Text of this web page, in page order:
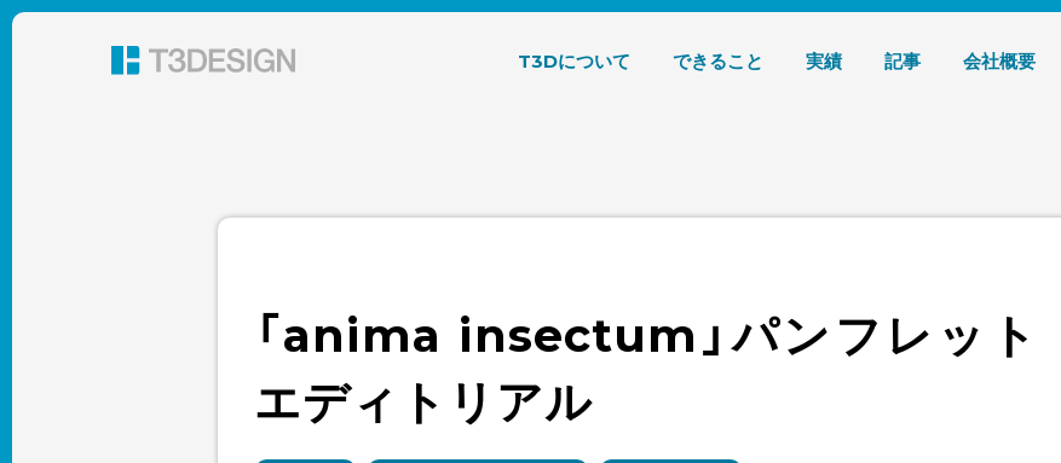
東京都渋谷のパッケージデザイン・グラフィックデザイン 株式会社T3デザイン
T3Dについて できること 実績 記事 会社概要
「anima insectum」パンフレット
エディトリアル